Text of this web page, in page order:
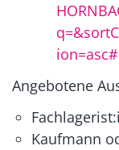
Angebotene
Kaufmann